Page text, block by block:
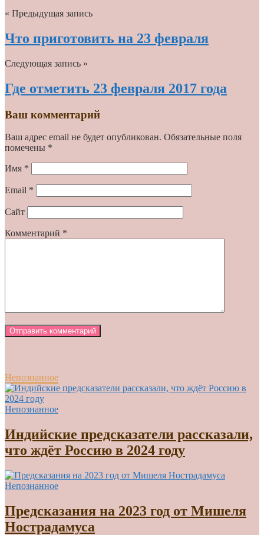
« Предыдущая запись
Что приготовить на 23 февраля
Следующая запись »
Где отметить 23 февраля 2017 года
Ваш комментарий
Ваш адрес email не будет опубликован. Обязательные поля
помечены *
Имя *
Email *
Сайт
Комментарий *
Непознанное
Непознанное
Индийские предсказатели рассказали,
что ждёт Россию в 2024 году
Непознанное
Предсказания на 2023 год от Мишеля
Нострадамуса